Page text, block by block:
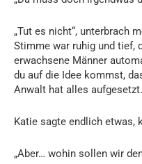
„Tut es nicht“, unterbrach
Stimme war ruhig und tief,
erwachsene Männer
du auf die Idee kommst,
Anwalt hat alles
Katie sagte endlich etwas,
„Aber… wohin sollen wir